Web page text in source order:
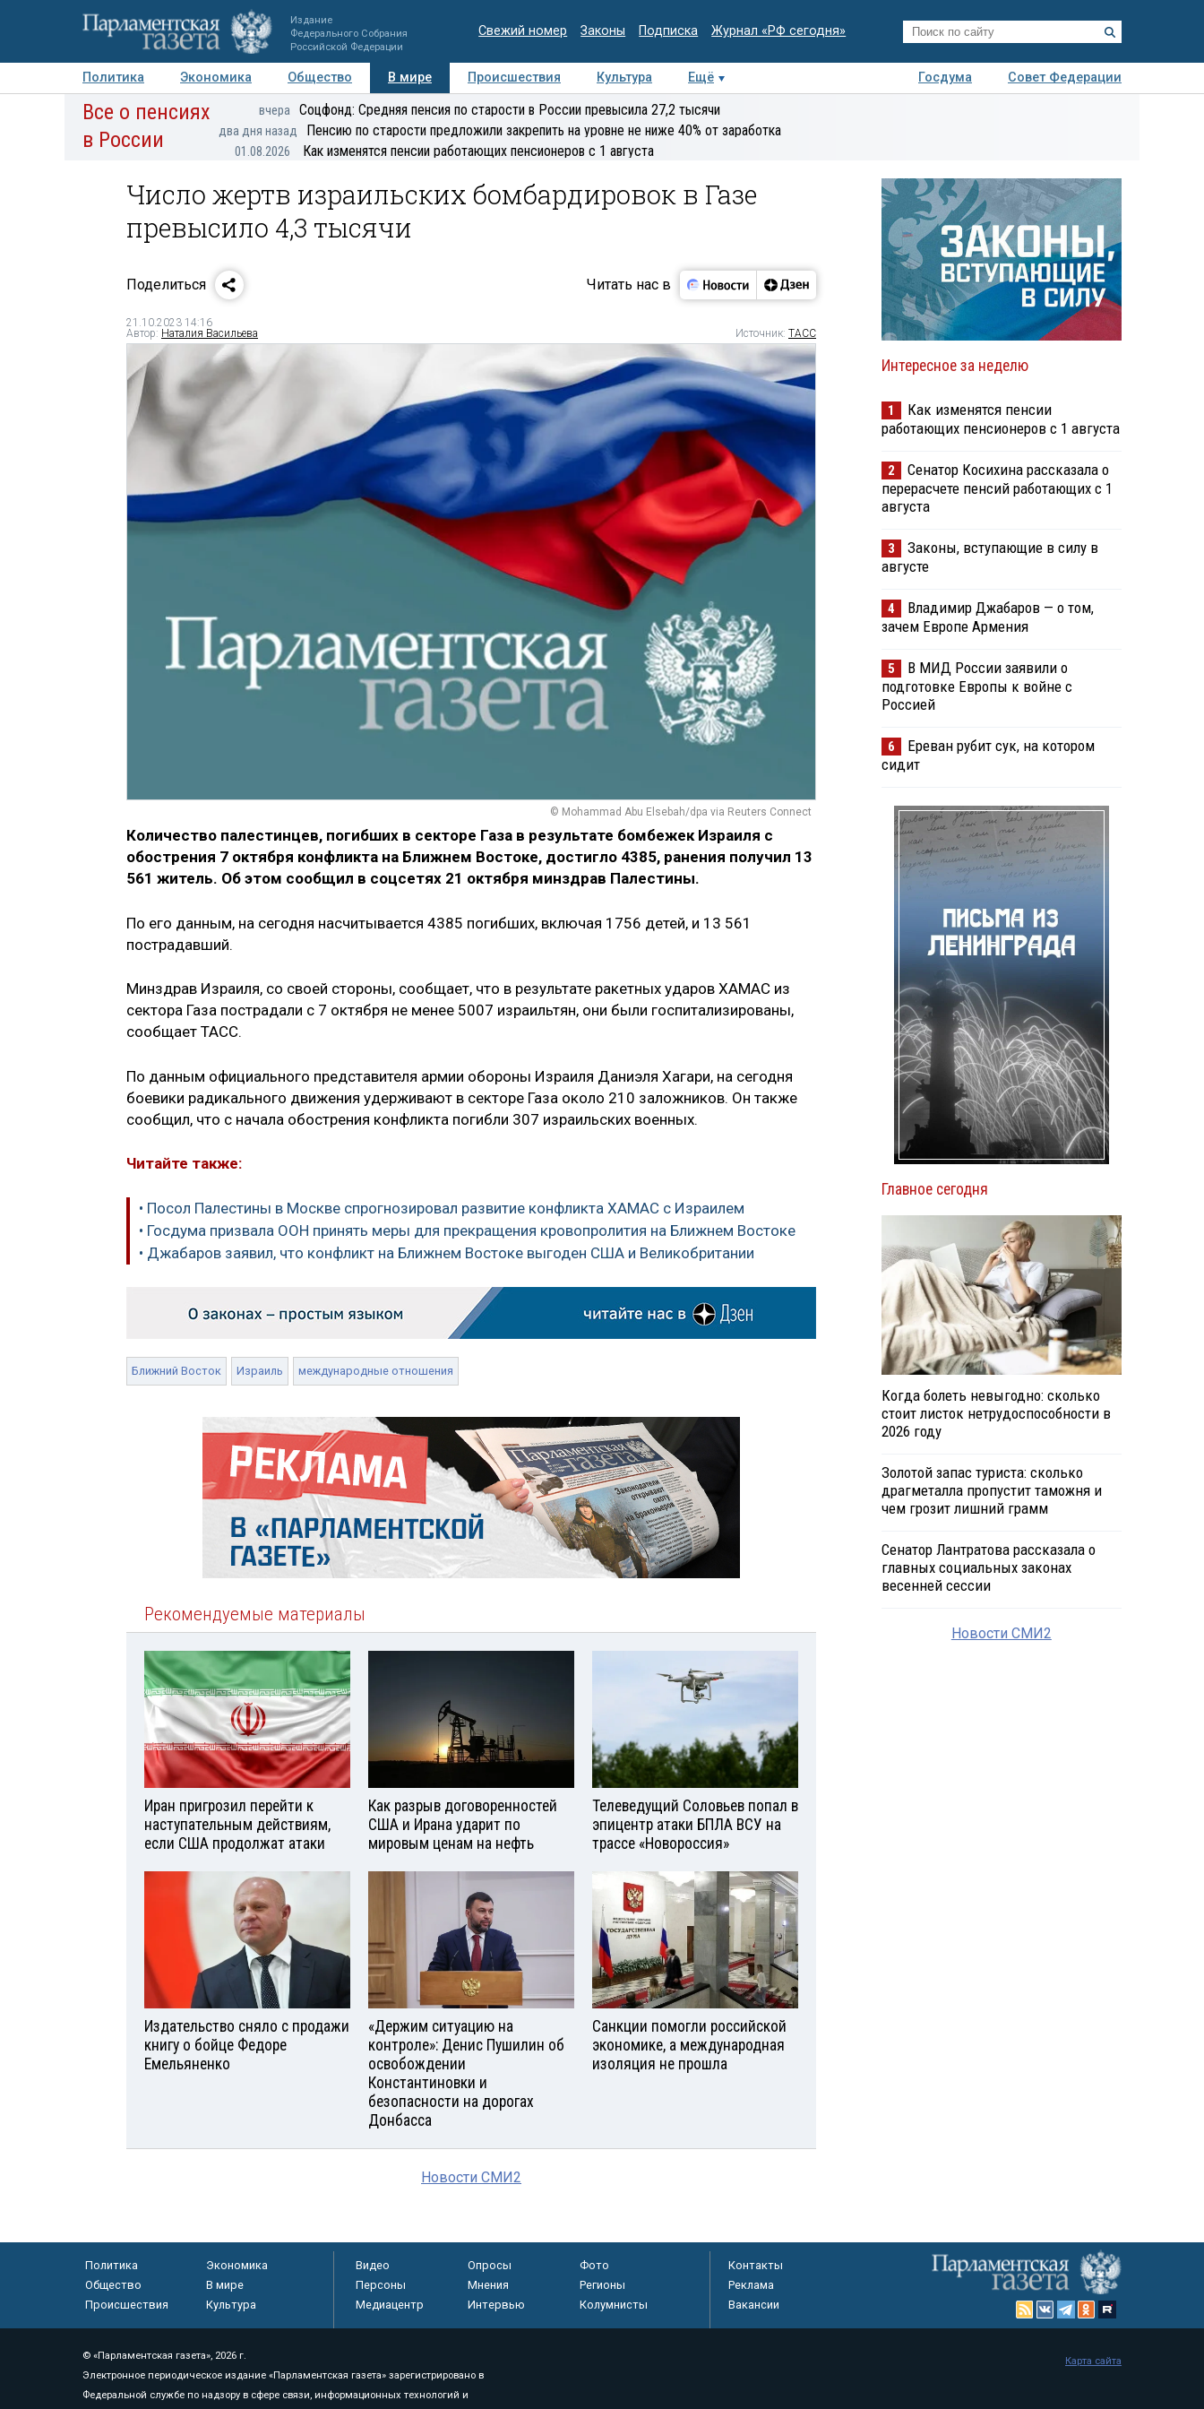
Издание
Федерального Собрания
Российской Федерации
Свежий номер Законы Подписка Журнал «РФ сегодня»
Политика Экономика Общество В мире Происшествия Культура Ещё Госдума
Совет Федерации
Авторы Персоны Мнения Регионы Медиацентр Интервью Колумнисты
экспертиза
Все о пенсиях
в России
вчера Соцфонд: Средняя пенсия по старости в России превысила 27,2 тысячи
два дня назад Пенсию по старости предложили закрепить на уровне не ниже 40% от заработка
01.08.2026 Как изменятся пенсии работающих пенсионеров с 1 августа
Число жертв израильских бомбардировок в Газе
превысило 4,3 тысячи
Поделиться Читать нас в
21.10.2023 14:16
Автор: Наталия Васильева Источник: ТАСС
© Mohammad Abu Elsebah/dpa via Reuters Connect
Количество палестинцев, погибших в секторе Газа в результате бомбежек Израиля с
обострения 7 октября конфликта на Ближнем Востоке, достигло 4385, ранения получил 13
561 житель. Об этом сообщил в соцсетях 21 октября минздрав Палестины.
По его данным, на сегодня насчитывается 4385 погибших, включая 1756 детей, и 13 561
пострадавший.
Минздрав Израиля, со своей стороны, сообщает, что в результате ракетных ударов ХАМАС из
сектора Газа пострадали с 7 октября не менее 5007 израильтян, они были госпитализированы,
сообщает ТАСС.
По данным официального представителя армии обороны Израиля Даниэля Хагари, на сегодня
боевики радикального движения удерживают в секторе Газа около 210 заложников. Он также
сообщил, что с начала обострения конфликта погибли 307 израильских военных.
Читайте также:
• Посол Палестины в Москве спрогнозировал развитие конфликта ХАМАС с Израилем
• Госдума призвала ООН принять меры для прекращения кровопролития на Ближнем Востоке
• Джабаров заявил, что конфликт на Ближнем Востоке выгоден США и Великобритании
Ближний Восток Израиль международные отношения
Рекомендуемые материалы
Иран пригрозил перейти к
наступательным действиям,
если США продолжат атаки
Как разрыв договоренностей
США и Ирана ударит по
мировым ценам на нефть
Телеведущий Соловьев попал в
эпицентр атаки БПЛА ВСУ на
трассе «Новороссия»
Издательство сняло с продажи
книгу о бойце Федоре
Емельяненко
«Держим ситуацию на
контроле»: Денис Пушилин об
освобождении
Константиновки и
безопасности на дорогах
Донбасса
Санкции помогли российской
экономике, а международная
изоляция не прошла
Новости СМИ2
Интересное за неделю
1
Как изменятся пенсии
работающих пенсионеров с 1 августа
2
Сенатор Косихина рассказала о
перерасчете пенсий работающих с 1
августа
3
Законы, вступающие в силу в
августе
4
Владимир Джабаров — о том,
зачем Европе Армения
5
В МИД России заявили о
подготовке Европы к войне с
Россией
6
Ереван рубит сук, на котором
сидит
Главное сегодня
Когда болеть невыгодно: сколько
стоит листок нетрудоспособности в
2026 году
Золотой запас туриста: сколько
драгметалла пропустит таможня и
чем грозит лишний грамм
Сенатор Лантратова рассказала о
главных социальных законах
весенней сессии
Новости СМИ2
Политика
Экономика
Общество
В мире
Происшествия
Культура
Видео Опросы
Фото
Персоны
Мнения
Регионы
Медиацентр
Интервью Колумнисты
Контакты
Реклама
Вакансии
© «Парламентская газета», 2026 г.
Электронное периодическое издание «Парламентская газета» зарегистрировано в
Федеральной службе по надзору в сфере связи, информационных технологий и
Карта сайта